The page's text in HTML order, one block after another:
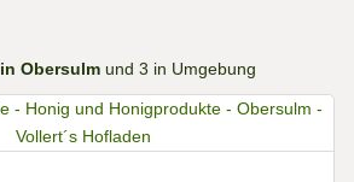
in Obersulmund 3 in Umgebung